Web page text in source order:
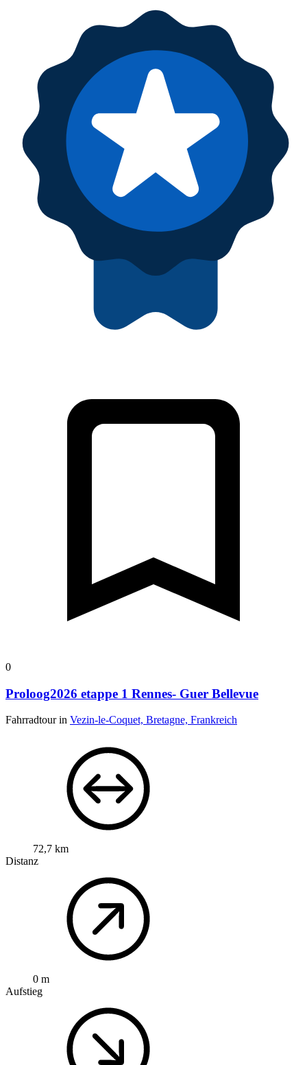
0
Proloog2026 etappe 1 Rennes- Guer Bellevue
Fahrradtour in Vezin-le-Coquet, Bretagne, Frankreich
72,7 km
Distanz
0 m
Aufstieg